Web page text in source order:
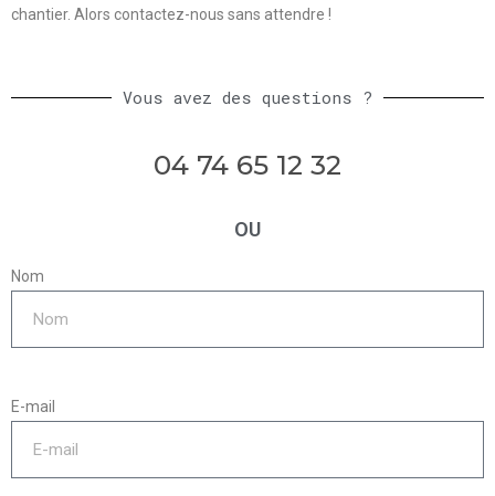
chantier. Alors contactez-nous sans attendre !
Vous avez des questions ?
04 74 65 12 32
OU
Nom
E-mail